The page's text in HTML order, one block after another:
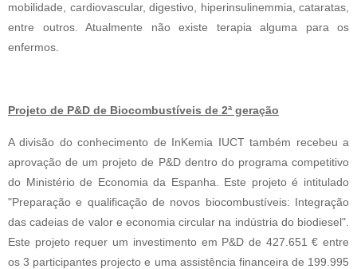
mobilidade, cardiovascular, digestivo, hiperinsulinemmia, cataratas,
entre outros. Atualmente não existe terapia alguma para os
enfermos.
Projeto de P&D de Biocombustíveis de 2ª geração
A divisão do conhecimento de InKemia IUCT também recebeu a
aprovação de um projeto de P&D dentro do programa competitivo
"Preparação e qualificação de novos biocombustíveis: Integração
Este projeto requer um investimento em P&D de 427.651 € entre
os 3 participantes projecto e uma assistência financeira de 199.995